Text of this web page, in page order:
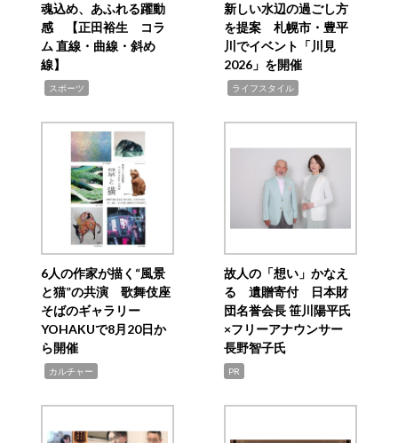
魂込め、あふれる躍動
感 【正田裕生 コラ
ム 直線・曲線・斜め
線】
スポーツ
新しい水辺の過ごし方
を提案 札幌市・豊平
川でイベント「川見
2026」を開催
ライフスタイル
6人の作家が描く“風景
と猫”の共演 歌舞伎座
そばのギャラリー
YOHAKUで8月20日か
ら開催
カルチャー
故人の「想い」かなえ
る 遺贈寄付 日本財
団名誉会長 笹川陽平氏
×フリーアナウンサー
長野智子氏
PR